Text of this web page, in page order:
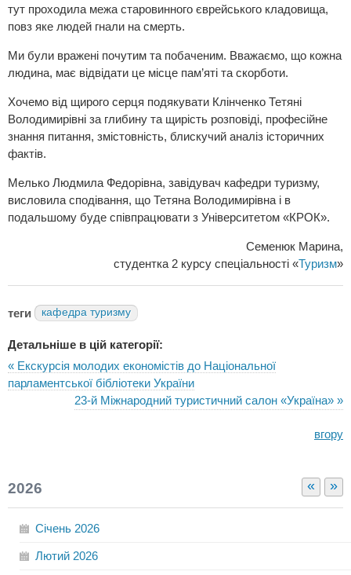
тут проходила межа старовинного єврейського кладовища,
повз яке людей гнали на смерть.
Ми були вражені почутим та побаченим. Вважаємо, що кожна
людина, має відвідати це місце пам’яті та скорботи.
Хочемо від щирого серця подякувати Клінченко Тетяні
Володимирівні за глибину та щирість розповіді, професійне
знання питання, змістовність, блискучий аналіз історичних
фактів.
Мелько Людмила Федорівна, завідувач кафедри туризму,
висловила сподівання, що Тетяна Володимирівна і в
подальшому буде співпрацювати з Університетом «КРОК».
Семенюк Марина,
студентка 2 курсу спеціальності «Туризм»
теги кафедра туризму
Детальніше в цій категорії:
« Екскурсія молодих економістів до Національної
парламентської бібліотеки України
23-й Міжнародний туристичний салон «Україна» »
вгору
« »
2026
Січень 2026
Лютий 2026